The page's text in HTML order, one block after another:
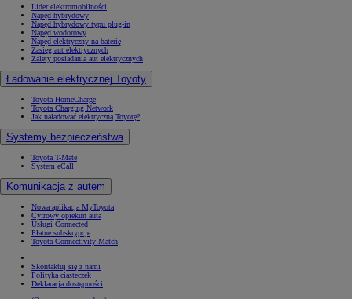
Lider elektromobilności
Napęd hybrydowy
Napęd hybrydowy typu plug-in
Napęd wodorowy
Napęd elektryczny na baterię
Zasięg aut elektrycznych
Zalety posiadania aut elektrycznych
Ładowanie elektrycznej Toyoty
Toyota HomeCharge
Toyota Charging Network
Jak naładować elektryczną Toyotę?
Systemy bezpieczeństwa
Toyota T-Mate
System eCall
Komunikacja z autem
Nowa aplikacja MyToyota
Cyfrowy opiekun auta
Usługi Connected
Płatne subskrypcje
Toyota Connectivity Match
Skontaktuj się z nami
Polityka ciasteczek
Deklaracja dostępności